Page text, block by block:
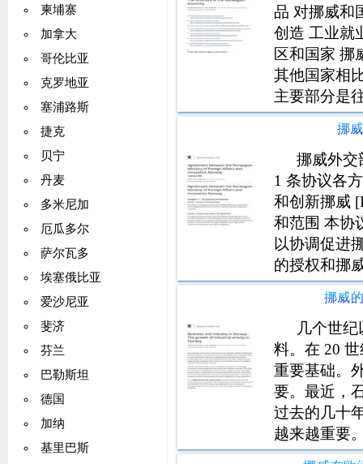
柬埔寨
加拿大
哥伦比亚
克罗地亚
塞浦路斯
捷克
贝宁
丹麦
多米尼加
厄瓜多尔
萨尔瓦多
埃塞俄比亚
爱沙尼亚
斐济
芬兰
巴勒斯坦
德国
加纳
基里巴斯
品 对挪威和
创造 工业就
区和国家 挪
其他国家相
主要部分是
出口产品销
出口与对亚
于美国。北
挪
挪威外交
1 条协议各
和创新挪威
和范围 本协
以协调促进
的授权和挪
的共同目标
作以及挪威
挪威
几个世
料。在 20
重要基础。
要。最近，
过去的几十
越来越重要
收入水平提